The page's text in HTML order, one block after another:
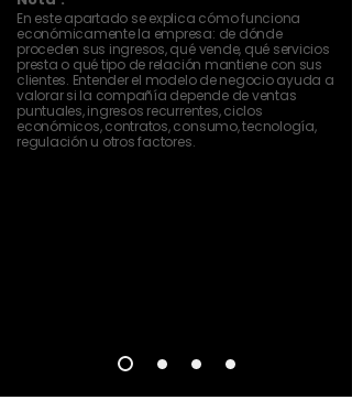
En este apartado se explica cómo funciona
económicamente la empresa: de dónde
proceden sus ingresos, qué vende, qué servicios
presta o qué tipo de relación mantiene con sus
clientes. Entender el modelo de negocio ayuda a
valorar si la compañía depende de ventas
puntuales, ingresos recurrentes, ciclos
económicos, contratos, consumo, tecnología,
regulación u otros factores.